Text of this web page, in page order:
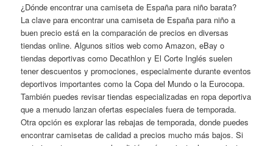
¿Dónde encontrar una camiseta de España para niño barata?
La clave para encontrar una camiseta de España para niño a
buen precio está en la comparación de precios en diversas
tiendas online. Algunos sitios web como Amazon, eBay o
tiendas deportivas como Decathlon y El Corte Inglés suelen
tener descuentos y promociones, especialmente durante eventos
deportivos importantes como la Copa del Mundo o la Eurocopa.
También puedes revisar tiendas especializadas en ropa deportiva
que a menudo lanzan ofertas especiales fuera de temporada.
Otra opción es explorar las rebajas de temporada, donde puedes
encontrar camisetas de calidad a precios mucho más bajos. Si